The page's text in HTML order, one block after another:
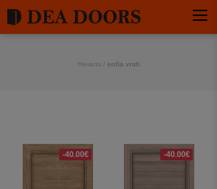
Начало / sofia vrati
-40.00€ -40.00€